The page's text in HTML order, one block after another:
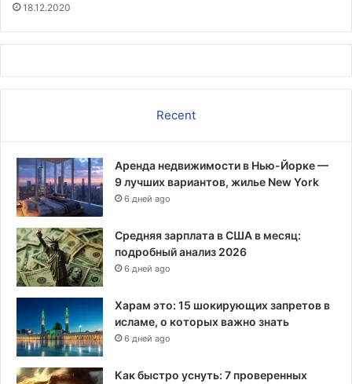
18.12.2020
Recent
Аренда недвижимости в Нью-Йорке —
9 лучших вариантов, жилье New York
6 дней ago
Средняя зарплата в США в месяц:
подробный анализ 2026
6 дней ago
Харам это: 15 шокирующих запретов в
исламе, о которых важно знать
6 дней ago
Как быстро уснуть: 7 проверенных